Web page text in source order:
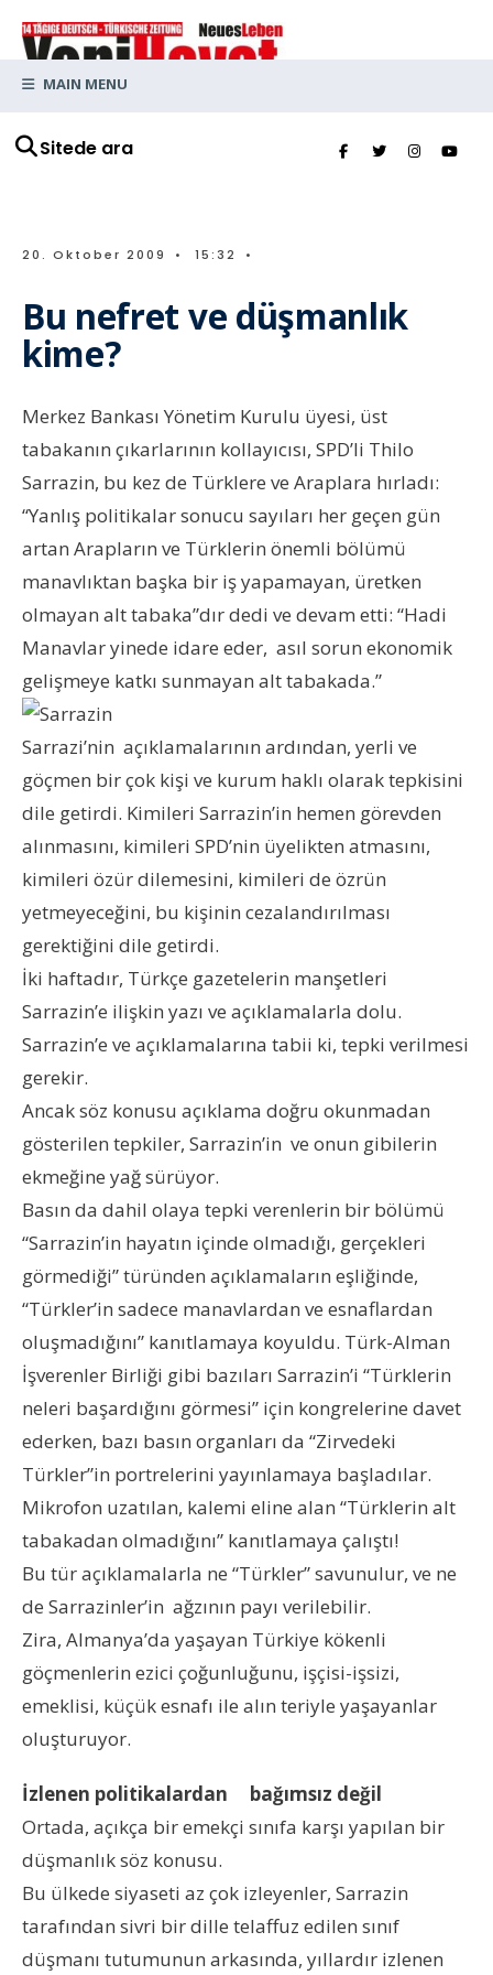
Sitede ara
MAIN MENU
20. Oktober 2009 • 15:32 •
Bu nefret ve düşmanlık
kime?
Merkez Bankası Yönetim Kurulu üyesi, üst
tabakanın çıkarlarının kollayıcısı, SPD’li Thilo
Sarrazin, bu kez de Türklere ve Araplara hırladı:
“Yanlış politikalar sonucu sayıları her geçen gün
artan Arapların ve Türklerin önemli bölümü
manavlıktan başka bir iş yapamayan, üretken
olmayan alt tabaka”dır dedi ve devam etti: “Hadi
Manavlar yinede idare eder, asıl sorun ekonomik
gelişmeye katkı sunmayan alt tabakada.”
Sarrazi’nin açıklamalarının ardından, yerli ve
göçmen bir çok kişi ve kurum haklı olarak tepkisini
dile getirdi. Kimileri Sarrazin’in hemen görevden
alınmasını, kimileri SPD’nin üyelikten atmasını,
kimileri özür dilemesini, kimileri de özrün
yetmeyeceğini, bu kişinin cezalandırılması
gerektiğini dile getirdi.
İki haftadır, Türkçe gazetelerin manşetleri
Sarrazin’e ilişkin yazı ve açıklamalarla dolu.
Sarrazin’e ve açıklamalarına tabii ki, tepki verilmesi
gerekir.
Ancak söz konusu açıklama doğru okunmadan
gösterilen tepkiler, Sarrazin’in ve onun gibilerin
ekmeğine yağ sürüyor.
Basın da dahil olaya tepki verenlerin bir bölümü
“Sarrazin’in hayatın içinde olmadığı, gerçekleri
görmediği” türünden açıklamaların eşliğinde,
“Türkler’in sadece manavlardan ve esnaflardan
oluşmadığını” kanıtlamaya koyuldu. Türk-Alman
İşverenler Birliği gibi bazıları Sarrazin’i “Türklerin
neleri başardığını görmesi” için kongrelerine davet
ederken, bazı basın organları da “Zirvedeki
Türkler”in portrelerini yayınlamaya başladılar.
Mikrofon uzatılan, kalemi eline alan “Türklerin alt
tabakadan olmadığını” kanıtlamaya çalıştı!
Bu tür açıklamalarla ne “Türkler” savunulur, ve ne
de Sarrazinler’in ağzının payı verilebilir.
Zira, Almanya’da yaşayan Türkiye kökenli
göçmenlerin ezici çoğunluğunu, işçisi-işsizi,
emeklisi, küçük esnafı ile alın teriyle yaşayanlar
oluşturuyor.
İzlenen politikalardan bağımsız değil
Ortada, açıkça bir emekçi sınıfa karşı yapılan bir
düşmanlık söz konusu.
Bu ülkede siyaseti az çok izleyenler, Sarrazin
tarafından sivri bir dille telaffuz edilen sınıf
düşmanı tutumunun arkasında, yıllardır izlenen